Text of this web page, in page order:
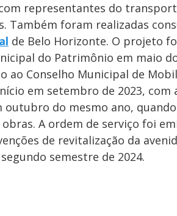
representantes do
Também foram realizadas
de Belo Horizonte. O projeto
do Patrimônio em maio
ao Conselho Municipal de
em setembro de 2023, com
outubro do mesmo ano,
A ordem de serviço foi
de revitalização da
semestre de 2024.